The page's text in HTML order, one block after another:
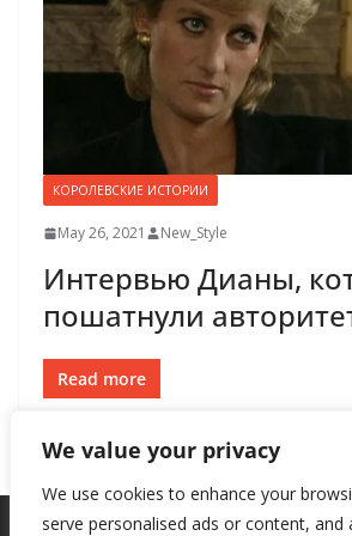
We value your privacy
We use cookies to enhance your
serve personalised ads or content, and
КОРОЛЕВСКИЕ ИСТОРИИ
May 26, 2021 New_Style
Интервью Дианы,
пошатнули
Read more